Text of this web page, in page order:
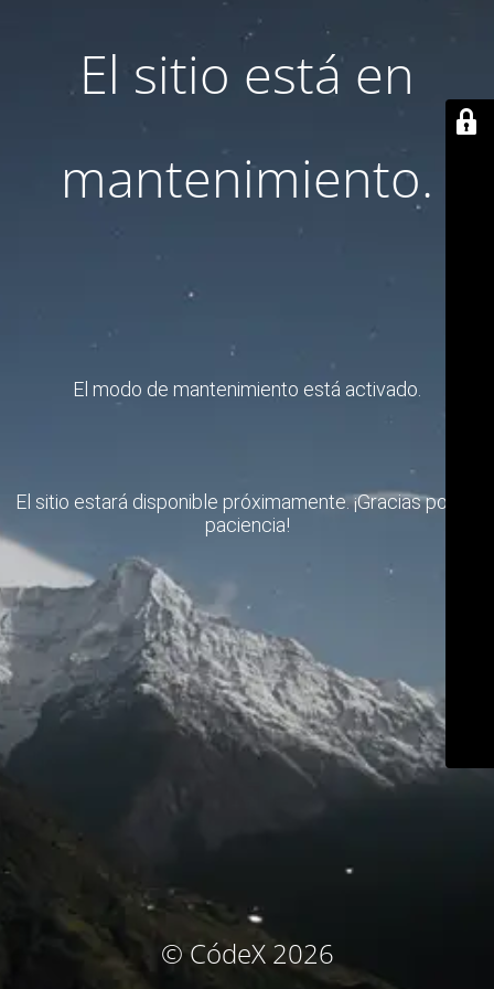
El sitio está en
mantenimiento.
El modo de mantenimiento está activado.
El sitio estará disponible próximamente. ¡Gracias por su
paciencia!
© CódeX 2026